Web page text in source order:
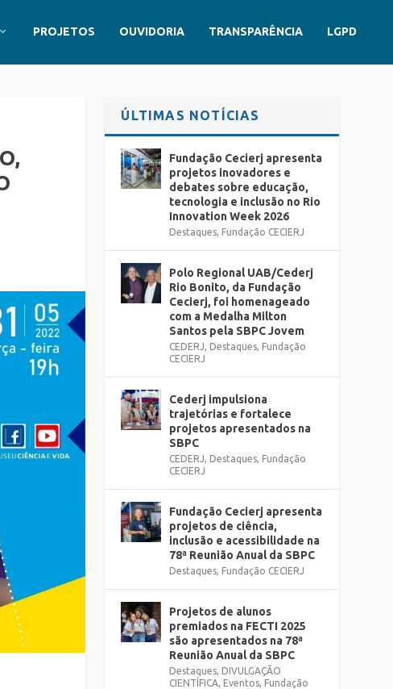
PROJETOS OUVIDORIA TRANSPARÊNCIA LGPD
ÚLTIMAS NOTÍCIAS
Fundação Cecierj apresenta
projetos inovadores e
debates sobre educação,
tecnologia e inclusão no Rio
Innovation Week 2026
Destaques, Fundação CECIERJ
Polo Regional UAB/Cederj
Rio Bonito, da Fundação
Cecierj, foi homenageado
com a Medalha Milton
Santos pela SBPC Jovem
CEDERJ, Destaques, Fundação
CECIERJ
Cederj impulsiona
trajetórias e fortalece
projetos apresentados na
SBPC
CEDERJ, Destaques, Fundação
CECIERJ
Fundação Cecierj apresenta
projetos de ciência,
inclusão e acessibilidade na
78ª Reunião Anual da SBPC
Destaques, Fundação CECIERJ
Projetos de alunos
premiados na FECTI 2025
são apresentados na 78ª
Reunião Anual da SBPC
Destaques, DIVULGAÇÃO
CIENTÍFICA, Eventos, Fundação